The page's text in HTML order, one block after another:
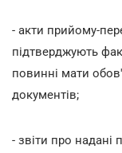
- акти прийому-
підтверджують
повинні мати
документів;
- звіти про надані